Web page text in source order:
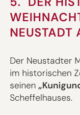
NEUSTADT
Der Neustadter
im historischen
seinen
Scheffelhauses.